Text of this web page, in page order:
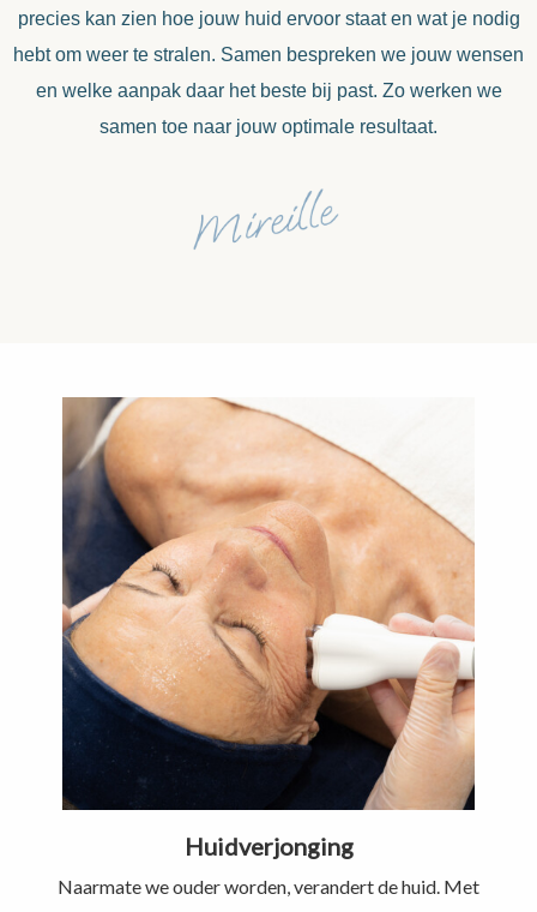
precies kan zien hoe jouw huid ervoor staat en wat je nodig
hebt om weer te stralen. Samen bespreken we jouw wensen
en welke aanpak daar het beste bij past. Zo werken we
samen toe naar jouw optimale resultaat.
Huidverjonging
Naarmate we ouder worden, verandert de huid. Met